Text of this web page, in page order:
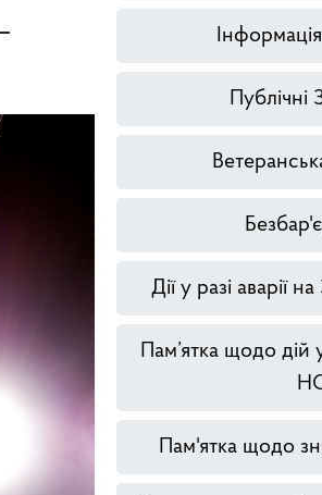
Публічні
Дії у разі аварії
Пам’ятка щодо дій
Пам'ятка щодо